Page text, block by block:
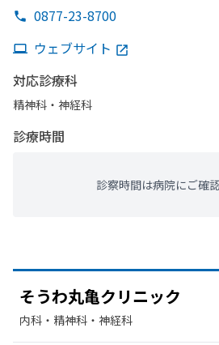
0877-23-8700
ウェブサイト
対応診療科
精神科・神経科
診療時間
診察時間は病院にご確
そうわ丸亀クリニック
内科・​精神科・神経科